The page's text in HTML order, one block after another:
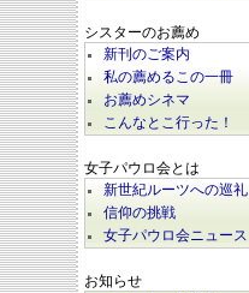
シスターのお薦め
新刊のご案内
私の薦めるこの一冊
お薦めシネマ
こんなとこ行った！
女子パウロ会とは
新世紀ルーツへの巡礼
信仰の挑戦
女子パウロ会ニュース
お知らせ